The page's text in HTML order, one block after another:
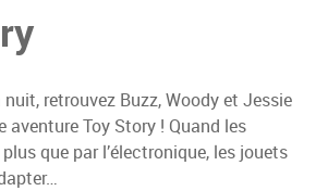
retrouvez Buzz, Woody et Jessie
aventure Toy Story ! Quand les
que par l’électronique, les jouets